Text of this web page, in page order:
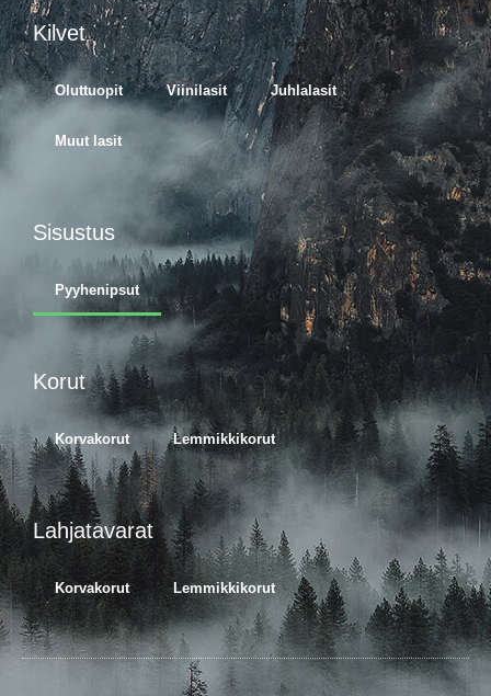
Kilvet
Oluttuopit Viinilasit Juhlalasit
Muut lasit
Sisustus
Pyyhenipsut
Korut
Korvakorut Lemmikkikorut
Lahjatavarat
Korvakorut Lemmikkikorut